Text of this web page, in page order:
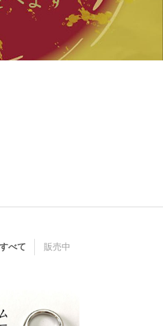
すべて 販売中